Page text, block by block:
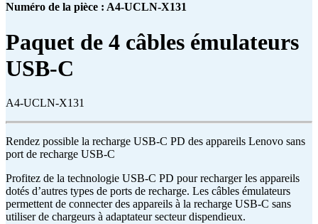
Numéro de la pièce : A4-UCLN-X131
Paquet de 4 câbles émulateurs
USB-C
A4-UCLN-X131
Rendez possible la recharge USB-C PD des appareils Lenovo sans
port de recharge USB-C
Profitez de la technologie USB-C PD pour recharger les appareils
dotés d’autres types de ports de recharge. Les câbles émulateurs
permettent de connecter des appareils à la recharge USB-C sans
utiliser de chargeurs à adaptateur secteur dispendieux.